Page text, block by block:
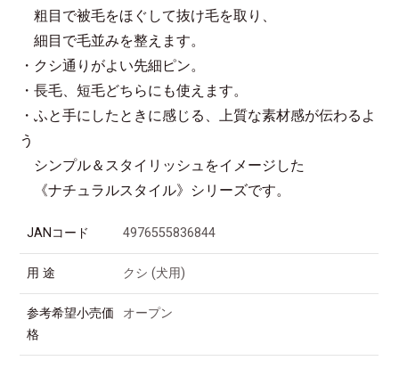
粗目で被毛をほぐして抜け毛を取り、
細目で毛並みを整えます。
・クシ通りがよい先細ピン。
・長毛、短毛どちらにも使えます。
・ふと手にしたときに感じる、上質な素材感が伝わるよ
う
シンプル＆スタイリッシュをイメージした
《ナチュラルスタイル》シリーズです。
JANコード 4976555836844
用 途 クシ (犬用)
参考希望小売価
格
オープン